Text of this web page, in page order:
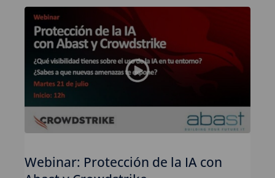
Webinar: Protección de la IA con